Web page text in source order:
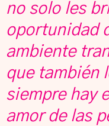
no solo les
oportunidad
ambiente
que también
siempre hay
amor de las